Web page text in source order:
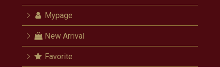
Mypage
New Arrival
Favorite